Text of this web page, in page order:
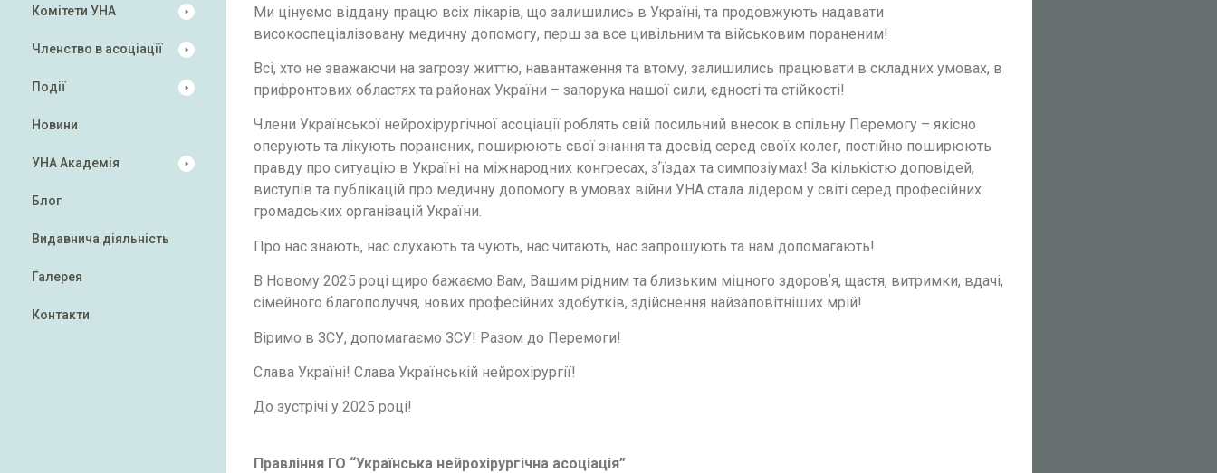
Комітети УНА
Членство в асоціації
Події
Новини
УНА Академія
Блог
Видавнича діяльність
Галерея
Контакти
Ми цінуємо віддану працю всіх лікарів, що залишились в Україні, та продовжують надавати
високоспеціалізовану медичну допомогу, перш за все цивільним та військовим пораненим!
Всі, хто не зважаючи на загрозу життю, навантаження та втому, залишились працювати в складних умовах, в
прифронтових областях та районах України – запорука нашої сили, єдності та стійкості!
Члени Української нейрохірургічної асоціації роблять свій посильний внесок в спільну Перемогу – якісно
оперують та лікують поранених, поширюють свої знання та досвід серед своїх колег, постійно поширюють
правду про ситуацію в Україні на міжнародних конгресах, зʼїздах та симпозіумах! За кількістю доповідей,
виступів та публікацій про медичну допомогу в умовах війни УНА стала лідером у світі серед професійних
громадських організацій України.
Про нас знають, нас слухають та чують, нас читають, нас запрошують та нам допомагають!
В Новому 2025 році щиро бажаємо Вам, Вашим рідним та близьким міцного здоровʼя, щастя, витримки, вдачі,
сімейного благополуччя, нових професійних здобутків, здійснення найзаповітніших мрій!
Віримо в ЗСУ, допомагаємо ЗСУ! Разом до Перемоги!
Слава Україні! Слава Українській нейрохірургії!
До зустрічі у 2025 році!
Правління ГО “Українська нейрохірургічна асоціація”